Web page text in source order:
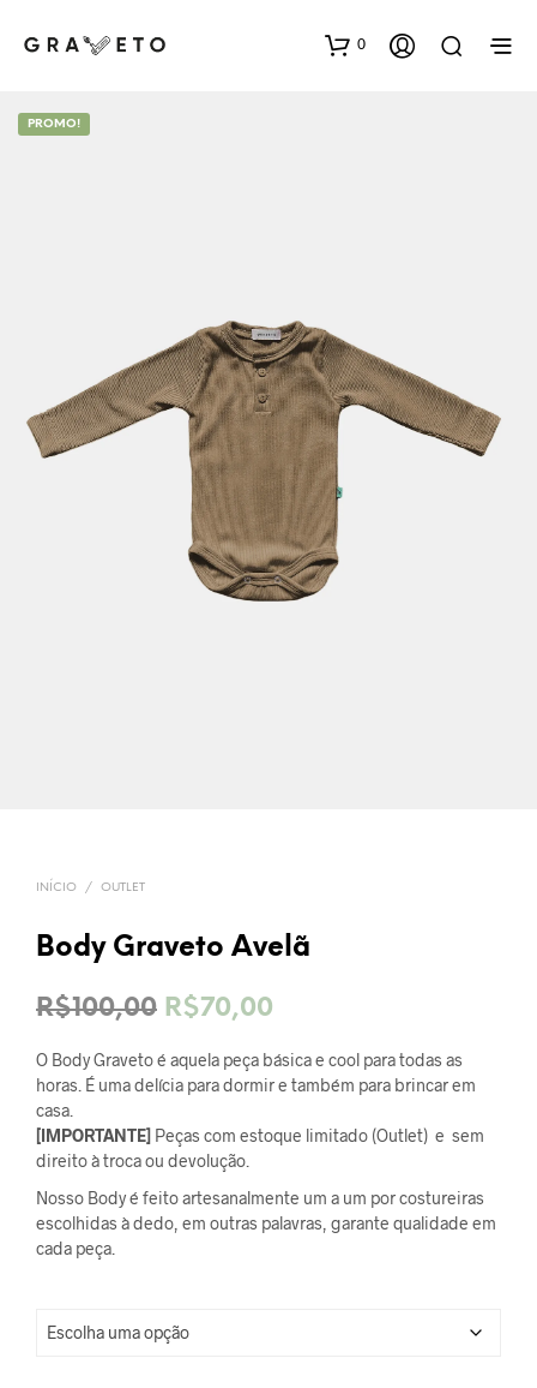
0
PROMO!
INÍCIO / OUTLET
Body Graveto Avelã
R$100,00 O
preço
original
era:
R$100,00.
R$70,00
preço
atual
é:
O Body Graveto é aquela peça básica e cool para todas as
horas. É uma delícia para dormir e também para brincar em
casa.
[IMPORTANTE] Peças com estoque limitado (Outlet) e sem
direito à troca ou devolução.
Nosso Body é feito artesanalmente um a um por costureiras
escolhidas à dedo, em outras palavras, garante qualidade em
cada peça.